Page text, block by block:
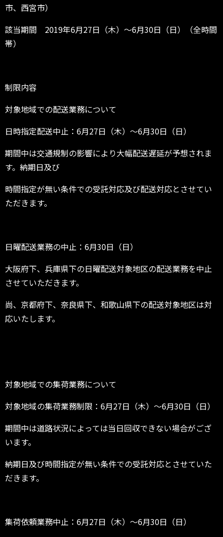
市、西宮市）
該当期間 2019年6月27日（木）～6月30日（日）（全時間
帯）
制限内容
対象地域での配送業務について
日時指定配送中止：6月27日（木）～6月30日（日）
期間中は交通規制の影響により大幅配送遅延が予想されま
す。納期日及び
時間指定が無い条件での受託対応及び配送対応とさせてい
ただきます。
日曜配送業務の中止：6月30日（日）
大阪府下、兵庫県下の日曜配送対象地区の配送業務を中止
させていただきます。
尚、京都府下、奈良県下、和歌山県下の配送対象地区は対
応いたします。
対象地域での集荷業務について
対象地域の集荷業務制限：6月27日（木）～6月30日（日）
期間中は道路状況によっては当日回収できない場合がござ
います。
納期日及び時間指定が無い条件での受託対応とさせていた
だきます。
集荷依頼業務中止：6月27日（木）～6月30日（日）